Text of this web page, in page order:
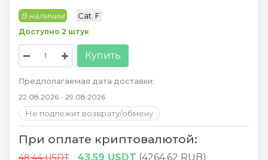
В наличии Cat. F
Доступно 2 штук
Купить
Предполагаемая дата доставки:
22.08.2026 - 29.08.2026
Не подлежит возврату/обмену
При оплате криптовалютой:
48.44 USDT 43.59 USDT (4264.62 RUB)